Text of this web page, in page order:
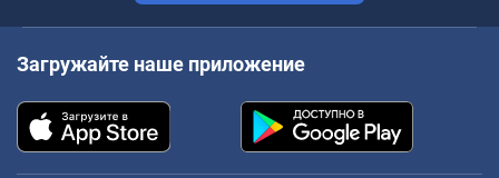
Загружайте наше приложение